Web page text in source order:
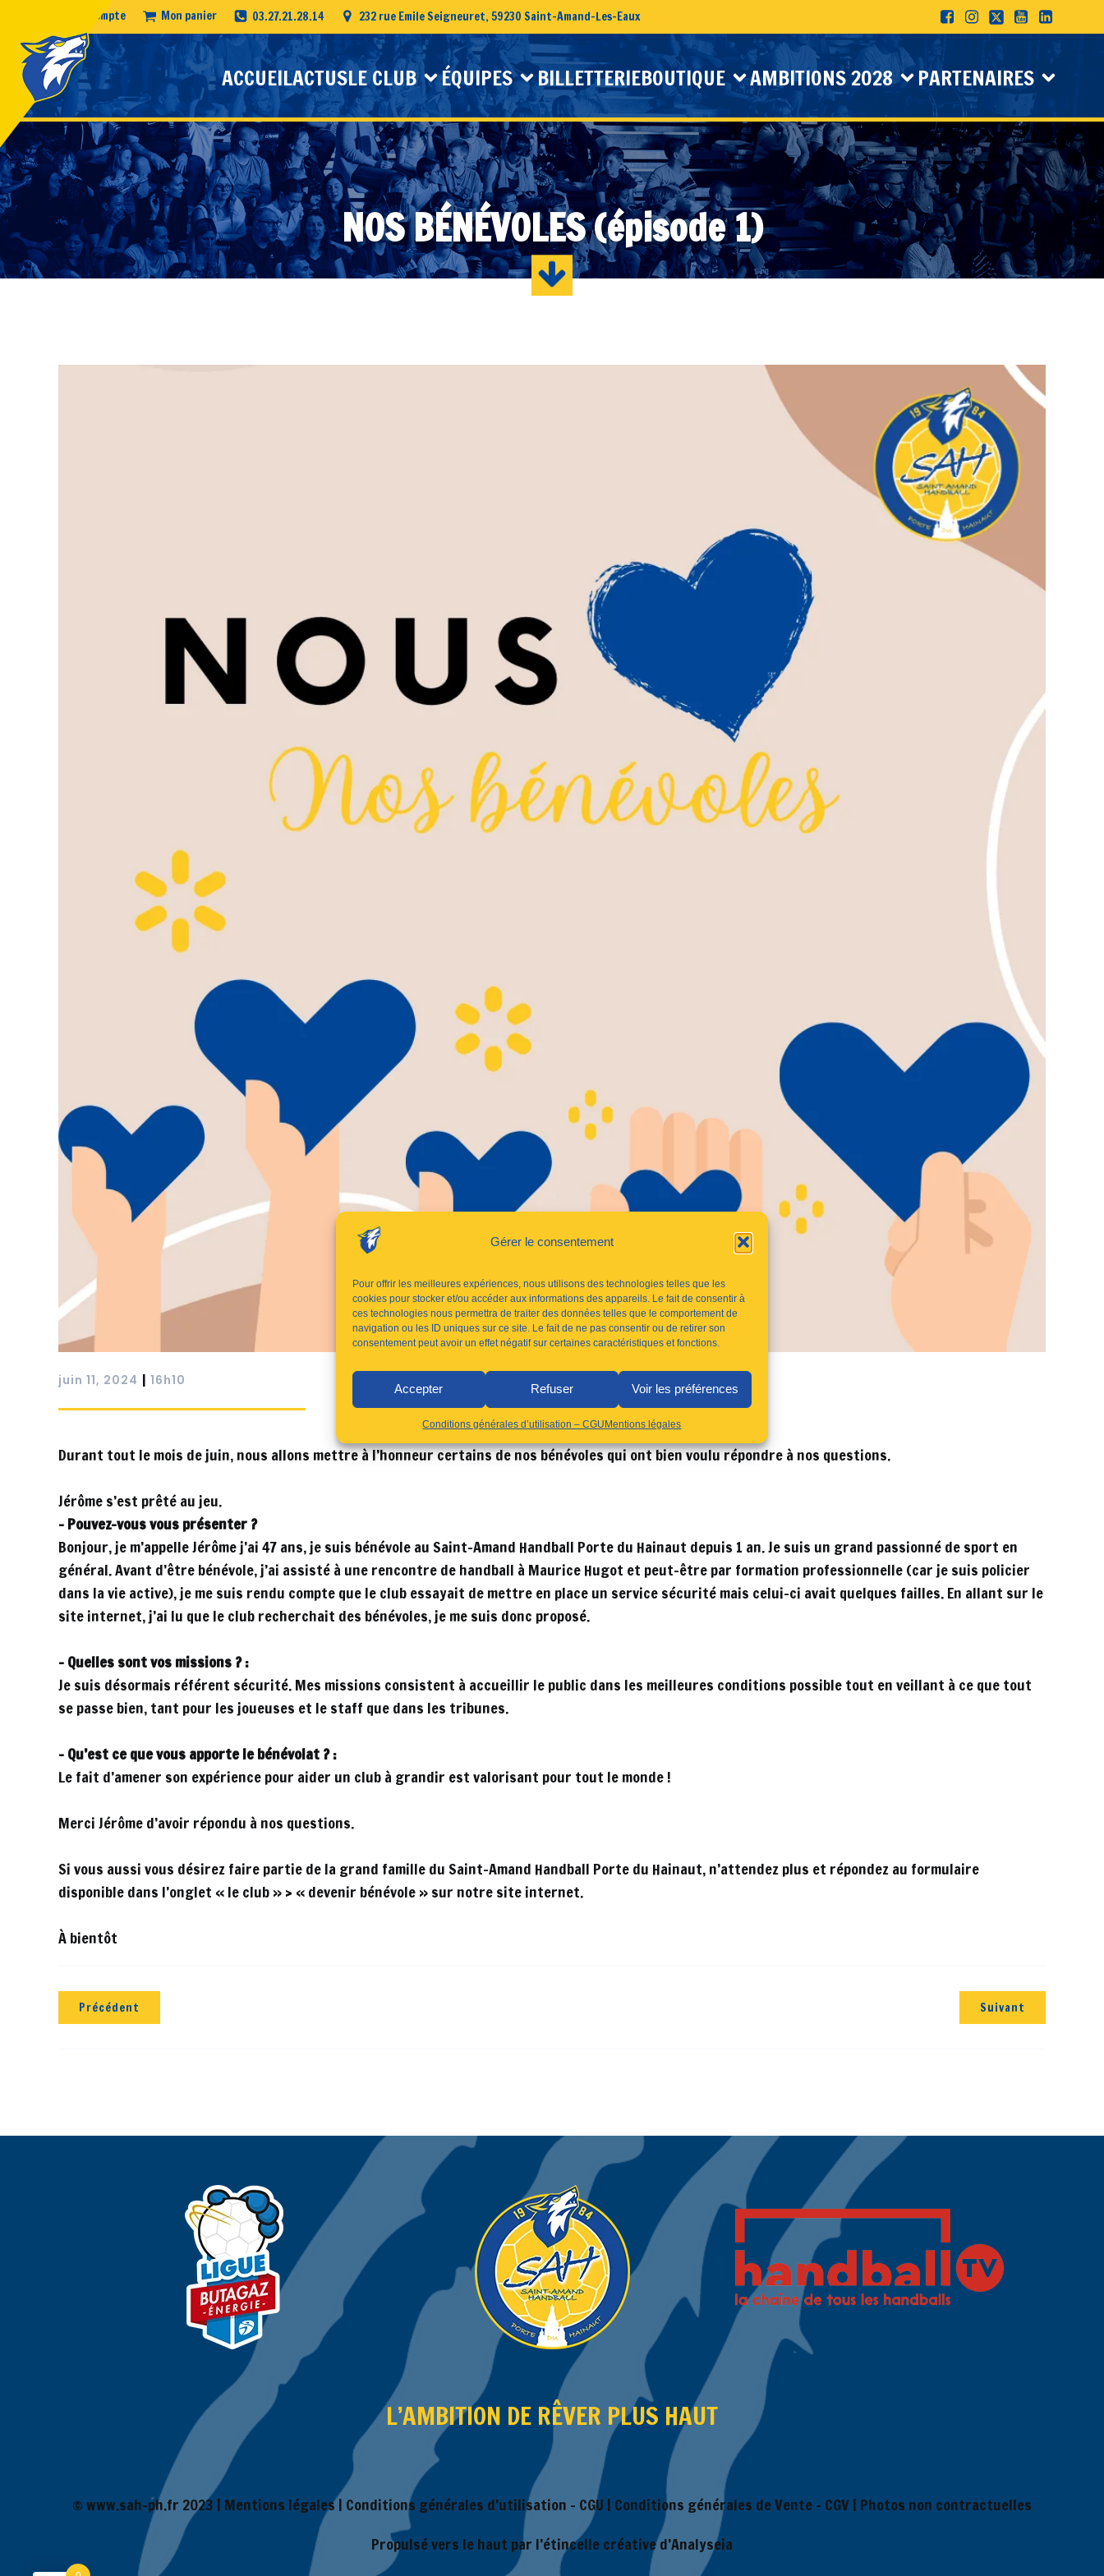
Gérer le consentement
Pour offrir les meilleures expériences, nous utilisons des technologies telles que les
cookies pour stocker et/ou accéder aux informations des appareils. Le fait de consentir à
ces technologies nous permettra de traiter des données telles que le comportement de
navigation ou les ID uniques sur ce site. Le fait de ne pas consentir ou de retirer son
consentement peut avoir un effet négatif sur certaines caractéristiques et fonctions.
Accepter Refuser Voir les préférences
Conditions générales d’utilisation – CGUMentions légales
Mon compte Mon panier 03.27.21.28.14 232 rue Emile Seigneuret, 59230 Saint-Amand-Les-Eaux
ACCUEILACTUSLE CLUB ÉQUIPES BILLETTERIEBOUTIQUE AMBITIONS 2028 PARTENAIRES
NOS BÉNÉVOLES (épisode 1)
juin 11, 2024 | 16h10
Durant tout le mois de juin, nous allons mettre à l’honneur certains de nos bénévoles qui ont bien voulu répondre à nos questions.
Jérôme s’est prêté au jeu.
– Pouvez-vous vous présenter ?
Bonjour, je m’appelle Jérôme j’ai 47 ans, je suis bénévole au Saint-Amand Handball Porte du Hainaut depuis 1 an. Je suis un grand passionné de sport en
général. Avant d’être bénévole, j’ai assisté à une rencontre de handball à Maurice Hugot et peut-être par formation professionnelle (car je suis policier
dans la vie active), je me suis rendu compte que le club essayait de mettre en place un service sécurité mais celui-ci avait quelques failles. En allant sur le
site internet, j’ai lu que le club recherchait des bénévoles, je me suis donc proposé.
– Quelles sont vos missions ? :
Je suis désormais référent sécurité. Mes missions consistent à accueillir le public dans les meilleures conditions possible tout en veillant à ce que tout
se passe bien, tant pour les joueuses et le staff que dans les tribunes.
– Qu’est ce que vous apporte le bénévolat ? :
Le fait d’amener son expérience pour aider un club à grandir est valorisant pour tout le monde !
Merci Jérôme d’avoir répondu à nos questions.
Si vous aussi vous désirez faire partie de la grand famille du Saint-Amand Handball Porte du Hainaut, n’attendez plus et répondez au formulaire
disponible dans l’onglet « le club » > « devenir bénévole » sur notre site internet.
À bientôt
Précédent Suivant
L’AMBITION DE RÊVER PLUS HAUT
© www.sah-ph.fr 2023 | Mentions légales| Conditions générales d’utilisation – CGU | Conditions générales de Vente – CGV| Photos non contractuelles
Propulsé vers le haut par l’étincelle créative d’Analyseia